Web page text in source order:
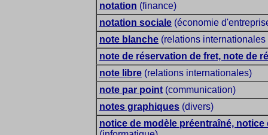
notation (finance)
notation sociale (économie
note blanche (relations internationales
note de réservation de fret, note de
note libre (relations internationales)
note par point (communication)
notes graphiques (divers)
notice de modèle préentraîné,